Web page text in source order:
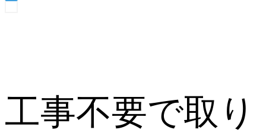
工事不要で取り